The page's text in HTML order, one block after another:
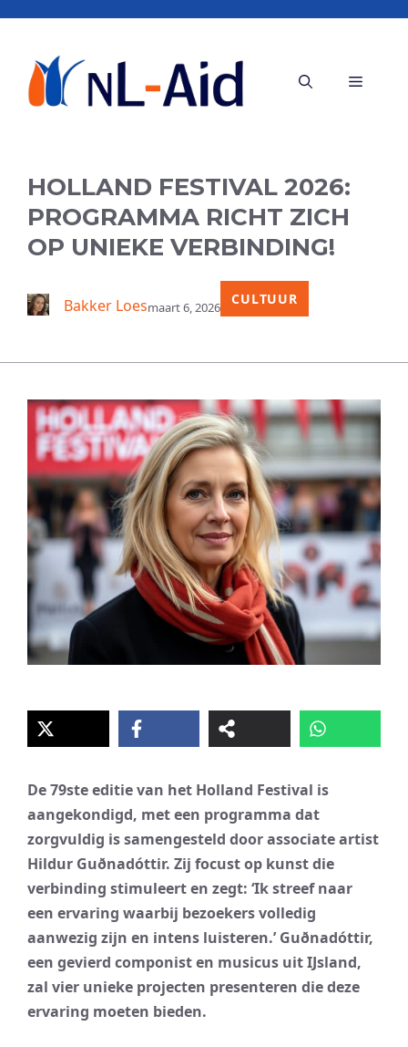
inhoud
Menu
HOLLAND FESTIVAL 2026:
PROGRAMMA RICHT ZICH
OP UNIEKE VERBINDING!
Bakker Loesmaart 6, 2026 CULTUUR
De 79ste editie van het Holland Festival is
aangekondigd, met een programma dat
zorgvuldig is samengesteld door associate artist
Hildur Guðnadóttir. Zij focust op kunst die
verbinding stimuleert en zegt: ‘Ik streef naar
een ervaring waarbij bezoekers volledig
aanwezig zijn en intens luisteren.’ Guðnadóttir,
een gevierd componist en musicus uit IJsland,
zal vier unieke projecten presenteren die deze
ervaring moeten bieden.